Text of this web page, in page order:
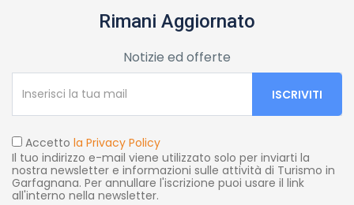
Rimani Aggiornato
Notizie ed offerte
Accetto la Privacy Policy
Il tuo indirizzo e-mail viene utilizzato solo per inviarti la
nostra newsletter e informazioni sulle attività di Turismo in
Garfagnana. Per annullare l'iscrizione puoi usare il link
all'interno nella newsletter.